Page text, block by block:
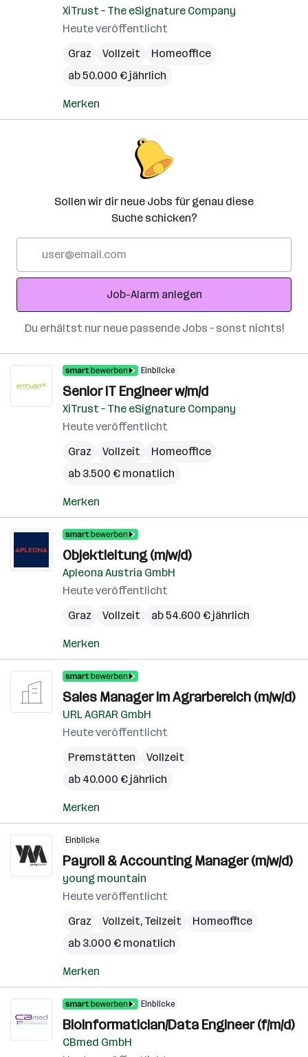
XiTrust – The eSignature Company
Heute veröffentlicht
Graz
Vollzeit
Homeoffice
ab 50.000 € jährlich
Merken
Sollen wir dir neue Jobs für genau diese
Suche schicken?
Adresse
Job-Alarm anlegen
Du erhältst nur neue passende Jobs – sonst nichts!
Einblicke
Senior IT Engineer w/m/d
XiTrust – The eSignature Company
Heute veröffentlicht
Graz
Vollzeit
Homeoffice
ab 3.500 € monatlich
Merken
Objektleitung (m/w/d)
Apleona Austria GmbH
Heute veröffentlicht
Graz
Vollzeit ab 54.600 € jährlich
Merken
Sales Manager im Agrarbereich (m/w/d)
URL AGRAR GmbH
Heute veröffentlicht
Premstätten
Vollzeit
ab 40.000 € jährlich
Merken
Einblicke
Payroll & Accounting Manager (m/w/d)
young mountain
Heute veröffentlicht
Graz
Vollzeit, Teilzeit
Homeoffice
ab 3.000 € monatlich
Merken
Einblicke
Bioinformatician/Data Engineer (f/m/d)
CBmed GmbH